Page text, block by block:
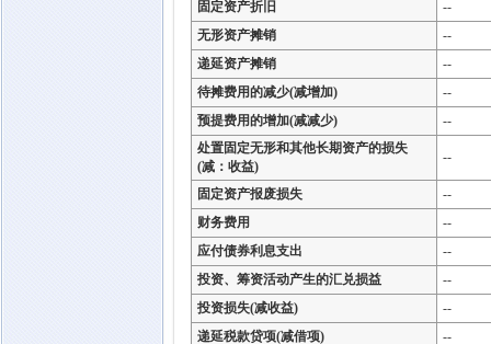
固定资产折旧
--
无形资产摊销
--
递延资产摊销
--
待摊费用的减少(减增加)
--
预提费用的增加(减减少)
--
处置固定无形和其他长期资产的损失
(减：收益)
--
固定资产报废损失
--
财务费用
--
应付债券利息支出
--
投资、筹资活动产生的汇兑损益
--
投资损失(减收益)
--
递延税款贷项(减借项)
--